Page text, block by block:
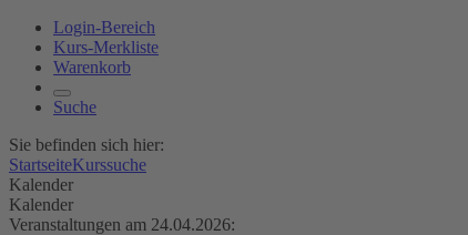
Login-Bereich
Kurs-Merkliste
Warenkorb
Suche
Sie befinden sich hier:
StartseiteKurssuche
Kalender
Kalender
Veranstaltungen am 24.04.2026: